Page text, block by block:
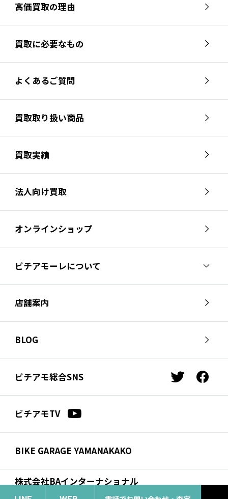
高価買取の理由
買取に必要なもの
よくあるご質問
買取取り扱い商品
買取実績
法人向け買取
オンラインショップ
ビチアモーレについて
ビチアモーレについて
スタッフ紹介
会社概要
店舗案内
芦屋店
南麻布店
サイクルジャージ店
広島店
BLOG
お知らせ
スタッフブログ
ビチアモコラム
ビチアモ総合SNS
t
w
t
f
a
b
k
ビチアモTV
BIKE GARAGE YAMANAKAKO
株式会社BAインターナショナル
コーポレートサイト